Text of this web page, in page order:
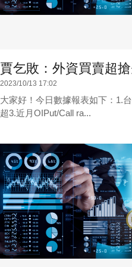
賈乞敗：外資買賣超
2023/10/13 17:02
大家好！今日數據報表如下：1.
超3.近月OIPut/Call ra...